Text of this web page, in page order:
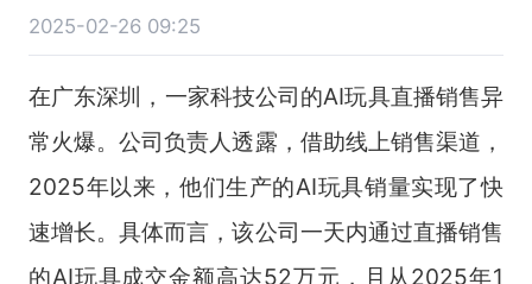
2025-02-26 09:25
在广东深圳，一家科技公司的AI玩具直播销售异
常火爆。公司负责人透露，借助线上销售渠道，
2025年以来，他们生产的AI玩具销量实现了快
速增长。具体而言，该公司一天内通过直播销售
的AI玩具成交金额高达52万元，且从2025年1